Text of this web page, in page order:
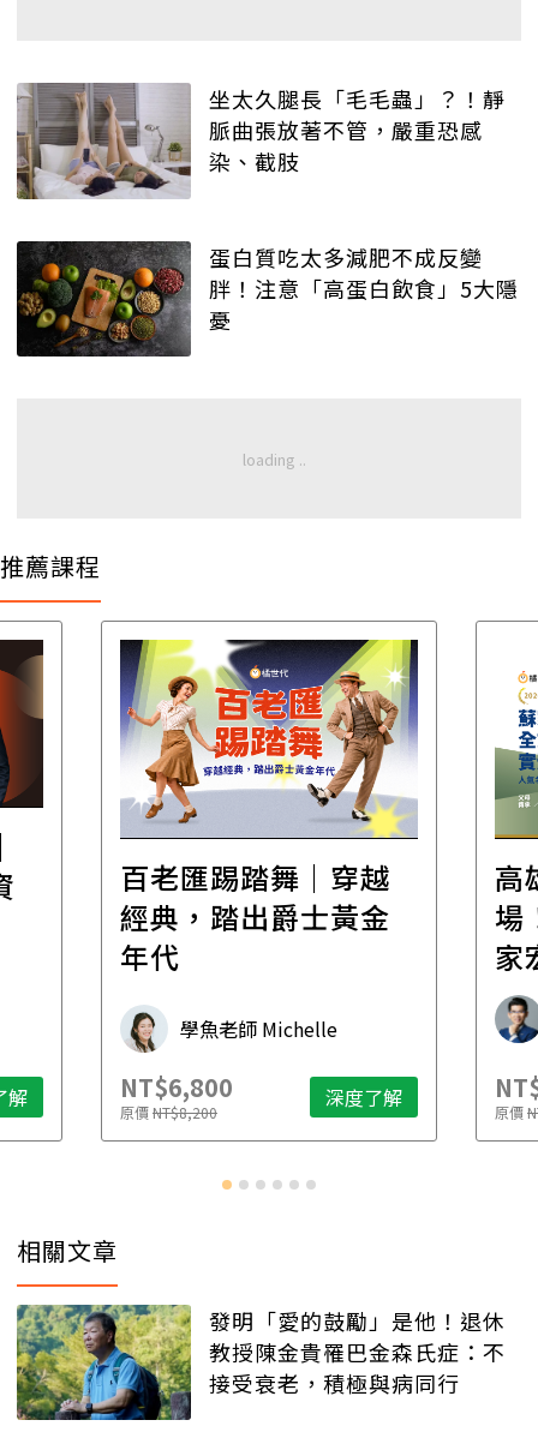
坐太久腿長「毛毛蟲」？！靜
脈曲張放著不管，嚴重恐感
染、截肢
蛋白質吃太多減肥不成反變
胖！注意「高蛋白飲食」5大隱
憂
推薦課程
解
百老匯踢踏舞｜穿越
經典，踏出爵士黃金
年代
學魚老師 Michelle
NT$6,800
原價NT$8,200 深度了解
高
場
家
承
原價
相關文章
發明「愛的鼓勵」是他！退休
教授陳金貴罹巴金森氏症：不
接受衰老，積極與病同行